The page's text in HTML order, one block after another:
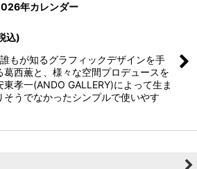
年カレンダー
込)
もが知るグラフィックデザインを手
葛西薫と、様々な空間プロデュースを
東孝一(ANDO GALLERY)によって生ま
そうでなかったシンプルで使いやす